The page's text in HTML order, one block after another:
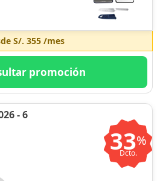
S/. 355/mes
promoción
- 6
33%
Dcto.